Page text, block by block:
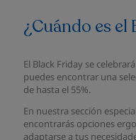
¿Cuándo es
El Black Friday se
puedes encontrar una
de hasta el 55%.
En nuestra sección
encontrarás opciones
adaptarse a tus